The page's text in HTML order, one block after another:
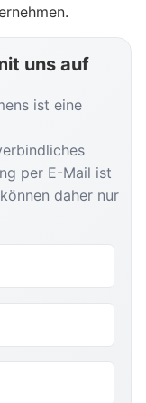
uns auf
ist eine
per E-Mail ist
daher nur